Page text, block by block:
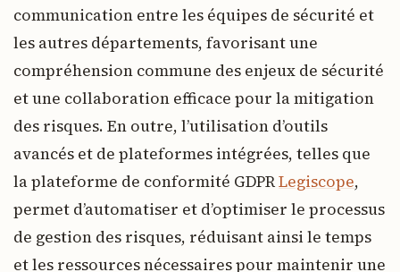
communication entre les équipes de sécurité et
les autres départements, favorisant une
compréhension commune des enjeux de sécurité
et une collaboration efficace pour la mitigation
des risques. En outre, l’utilisation d’outils
avancés et de plateformes intégrées, telles que
la plateforme de conformité GDPRLegiscope,
permet d’automatiser et d’optimiser le processus
de gestion des risques, réduisant ainsi le temps
et les ressources nécessaires pour maintenir une